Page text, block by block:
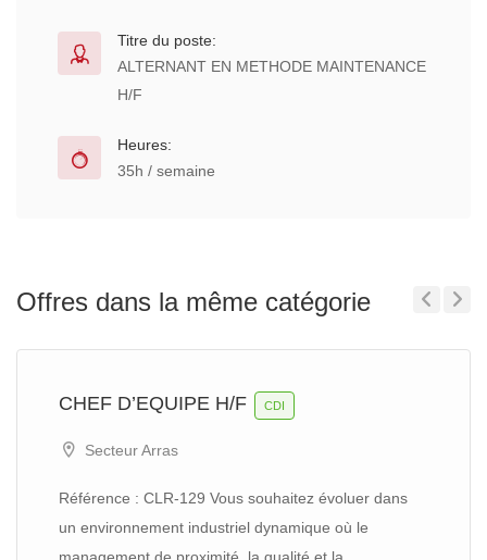
Titre du poste:
ALTERNANT EN METHODE MAINTENANCE
H/F
Heures:
35h / semaine
Offres dans la même catégorie
CHEF D’EQUIPE H/F CDI
Secteur Arras
Référence : CLR-129 Vous souhaitez évoluer dans
un environnement industriel dynamique où le